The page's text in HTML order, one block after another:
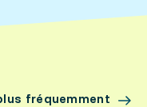
fréquemment